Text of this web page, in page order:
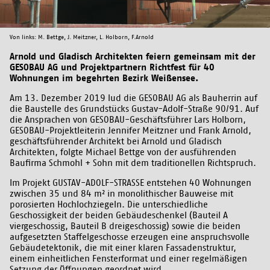
Arnold und Gladisch Architekten feiern gemeinsam mit der
GESOBAU AG und Projektpartnern Richtfest für 40
Wohnungen im begehrten Bezirk Weißensee.
Am 13. Dezember 2019 lud die GESOBAU AG als Bauherrin auf
die Baustelle des Grundstücks Gustav-Adolf-Straße 90/91. Auf
die Ansprachen von GESOBAU-Geschäftsführer Lars Holborn,
GESOBAU-Projektleiterin Jennifer Meitzner und Frank Arnold,
geschäftsführender Architekt bei Arnold und Gladisch
Architekten, folgte Michael Bettge von der ausführenden
Baufirma Schmohl + Sohn mit dem traditionellen Richtspruch.
Im Projekt GUSTAV-ADOLF-STRASSE entstehen 40 Wohnungen
zwischen 35 und 84 m² in monolithischer Bauweise mit
porosierten Hochlochziegeln. Die unterschiedliche
Geschossigkeit der beiden Gebäudeschenkel (Bauteil A
viergeschossig, Bauteil B dreigeschossig) sowie die beiden
aufgesetzten Staffelgeschosse erzeugen eine anspruchsvolle
Gebäudetektonik, die mit einer klaren Fassadenstruktur,
einem einheitlichen Fensterformat und einer regelmäßigen
Von links: M. Bettge, J. Meitzner, L. Holborn, F.Arnold